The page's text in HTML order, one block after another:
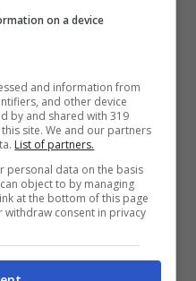
hanno più tanti
fatto di avere avuto
Avvenne nel 1963
che maggiorenni e
ancora non
però fu proprio la
avere avuto una
loro rapporto.
on a device
and information from
and other device
by and shared with 319
site. We and our partners
List of partners.
personal data on the basis
object to by managing
at the bottom of this page
withdraw consent in privacy